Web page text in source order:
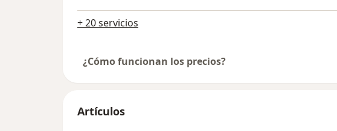
+ 20 servicios
¿Cómo funcionan los precios?
Artículos